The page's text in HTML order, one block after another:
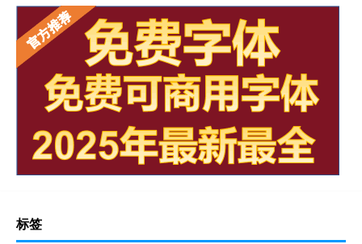
标签